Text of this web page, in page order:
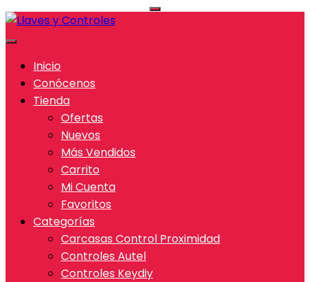
Inicio
Conócenos
Tienda
Ofertas
Nuevos
Más Vendidos
Carrito
Mi Cuenta
Favoritos
Categorías
Carcasas Control Proximidad
Controles Autel
Controles Keydiy